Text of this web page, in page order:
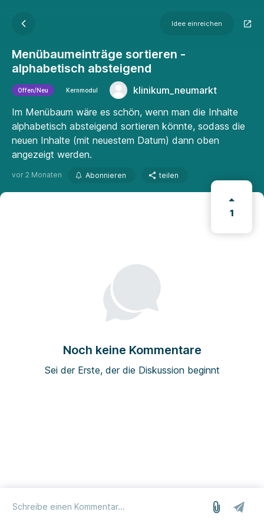
Idee einreichen
Menübaumeinträge sortieren -
alphabetisch absteigend
Offen/Neu Kernmodul
klinikum_neumarkt
Im Menübaum wäre es schön, wenn man die Inhalte
alphabetisch absteigend sortieren könnte, sodass die
neuen Inhalte (mit neuestem Datum) dann oben
angezeigt werden.
vor 2 Monaten Abonnieren teilen
1
Noch keine Kommentare
Sei der Erste, der die Diskussion beginnt